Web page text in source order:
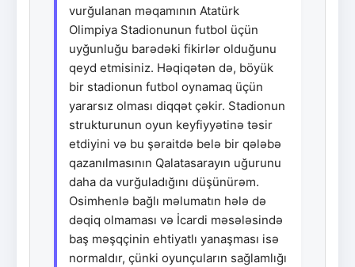
vurğulanan məqamının Atatürk
Olimpiya Stadionunun futbol üçün
uyğunluğu barədəki fikirlər olduğunu
qeyd etmisiniz. Həqiqətən də, böyük
bir stadionun futbol oynamaq üçün
yararsız olması diqqət çəkir. Stadionun
strukturunun oyun keyfiyyətinə təsir
etdiyini və bu şəraitdə belə bir qələbə
qazanılmasının Qalatasarayın uğurunu
daha da vurğuladığını düşünürəm.
Osimhenlə bağlı məlumatın hələ də
dəqiq olmaması və İcardi məsələsində
baş məşqçinin ehtiyatlı yanaşması isə
normaldır, çünki oyunçuların sağlamlığı